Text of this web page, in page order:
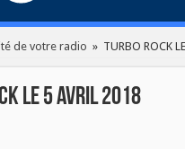
de votre radio » TURBO ROCK
LE 5 Avril 2018